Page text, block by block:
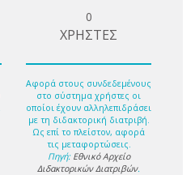
0
ΧΡΗΣΤΕΣ
Αφορά στους συνδεδεμένους
στο σύστημα χρήστες οι
οποίοι έχουν αλληλεπιδράσει
με τη διδακτορική διατριβή.
Ως επί το πλείστον, αφορά
τις μεταφορτώσεις.
Πηγή: Εθνικό Αρχείο
Διδακτορικών Διατριβών.